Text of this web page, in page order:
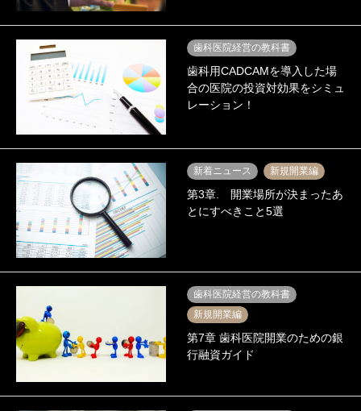
歯科医院経営の教科書
歯科用CADCAMを導入した場
合の医院の投資対効果をシミュ
レーション！
新着ニュース 新規開業編
第3章. 開業場所が決まったあ
とにすべきこと5選
歯科医院経営の教科書
新規開業編
第7章 歯科医院開業のための銀
行融資ガイド